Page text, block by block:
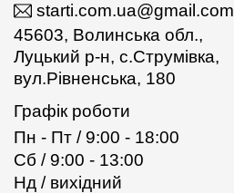
starti.com.ua@gmail.com
45603, Волинська обл.,
Луцький р-н, с.Струмівка,
вул.Рівненська, 180
Графік роботи
Пн - Пт / 9:00 - 18:00
Сб / 9:00 - 13:00
Нд / вихідний